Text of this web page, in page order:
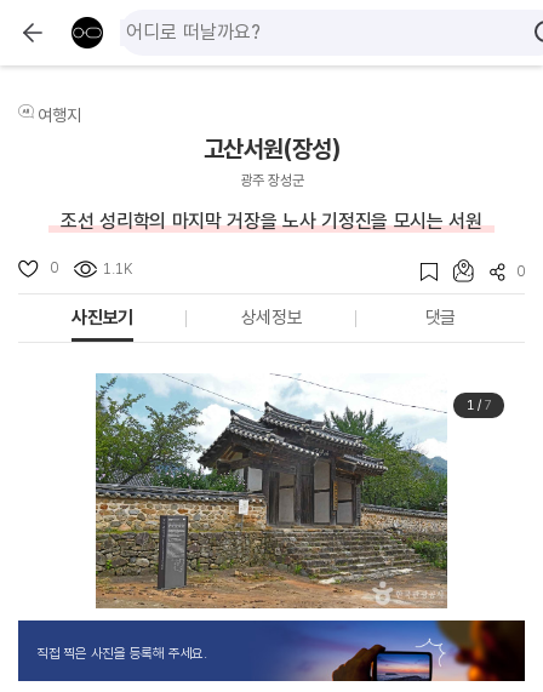
여행지
고산서원(장성)
광주 장성군
조선 성리학의 마지막 거장을 노사 기정진을 모시는 서원
0 1.1K 0
사진보기 상세정보 댓글
1/ 7
직접 찍은 사진을 등록해 주세요.